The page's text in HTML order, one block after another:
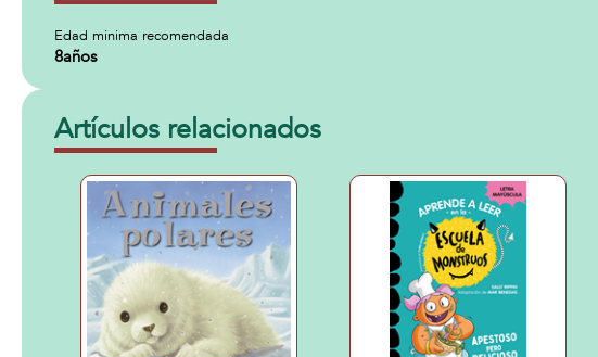
Edad minima recomendada
8años
Artículos relacionados